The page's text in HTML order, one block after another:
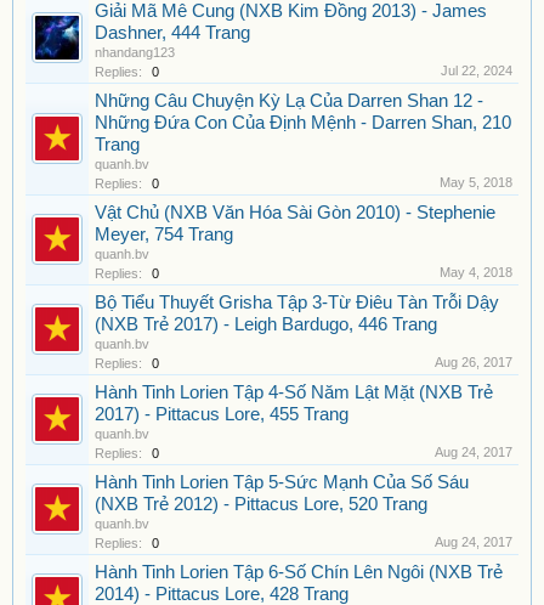
Giải Mã Mê Cung (NXB Kim Đồng 2013) - James
Dashner, 444 Trang
nhandang123
Replies:
0 Jul 22, 2024
Những Câu Chuyện Kỳ Lạ Của Darren Shan 12 -
Những Đứa Con Của Định Mệnh - Darren Shan, 210
Trang
quanh.bv
Replies:
0 May 5, 2018
Vật Chủ (NXB Văn Hóa Sài Gòn 2010) - Stephenie
Meyer, 754 Trang
quanh.bv
Replies:
0 May 4, 2018
Bộ Tiểu Thuyết Grisha Tập 3-Từ Điêu Tàn Trỗi Dậy
(NXB Trẻ 2017) - Leigh Bardugo, 446 Trang
quanh.bv
Replies:
0 Aug 26, 2017
Hành Tinh Lorien Tập 4-Số Năm Lật Mặt (NXB Trẻ
2017) - Pittacus Lore, 455 Trang
quanh.bv
Replies:
0 Aug 24, 2017
Hành Tinh Lorien Tập 5-Sức Mạnh Của Số Sáu
(NXB Trẻ 2012) - Pittacus Lore, 520 Trang
quanh.bv
Replies:
0 Aug 24, 2017
Hành Tinh Lorien Tập 6-Số Chín Lên Ngôi (NXB Trẻ
2014) - Pittacus Lore, 428 Trang